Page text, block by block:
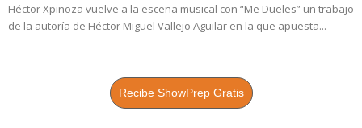
Héctor Xpinoza vuelve a la escena musical con “Me Dueles” un trabajo
de la autoría de Héctor Miguel Vallejo Aguilar en la que apuesta...
Recibe ShowPrep Gratis